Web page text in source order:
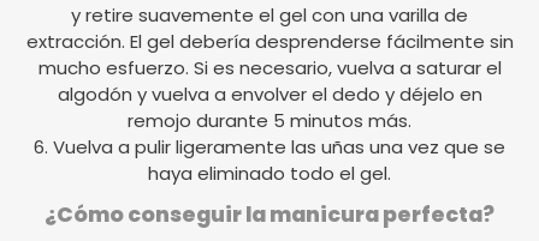
y retire suavemente el gel con una varilla de
extracción. El gel debería desprenderse fácilmente sin
mucho esfuerzo. Si es necesario, vuelva a saturar el
algodón y vuelva a envolver el dedo y déjelo en
remojo durante 5 minutos más.
6. Vuelva a pulir ligeramente las uñas una vez que se
haya eliminado todo el gel.
¿Cómo conseguir la manicura perfecta?